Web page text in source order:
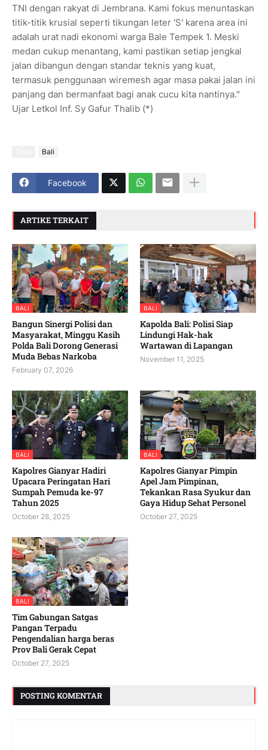
TNI dengan rakyat di Jembrana. Kami fokus menuntaskan
titik-titik krusial seperti tikungan leter 'S' karena area ini
adalah urat nadi ekonomi warga Bale Tempek 1. Meski
medan cukup menantang, kami pastikan setiap jengkal
jalan dibangun dengan standar teknis yang kuat,
termasuk penggunaan wiremesh agar masa pakai jalan ini
panjang dan bermanfaat bagi anak cucu kita nantinya."
Ujar Letkol Inf. Sy Gafur Thalib (*)
Bali
Facebook
ARTIKE TERKAIT
BALI
Bangun Sinergi Polisi dan
Masyarakat, Minggu Kasih
Polda Bali Dorong Generasi
Muda Bebas Narkoba
February 07, 2026
BALI
Kapolda Bali: Polisi Siap
Lindungi Hak-hak
Wartawan di Lapangan
November 11, 2025
BALI
Kapolres Gianyar Hadiri
Upacara Peringatan Hari
Sumpah Pemuda ke-97
Tahun 2025
October 28, 2025
BALI
Kapolres Gianyar Pimpin
Apel Jam Pimpinan,
Tekankan Rasa Syukur dan
Gaya Hidup Sehat Personel
October 27, 2025
BALI
Tim Gabungan Satgas
Pangan Terpadu
Pengendalian harga beras
Prov Bali Gerak Cepat
October 27, 2025
POSTING KOMENTAR